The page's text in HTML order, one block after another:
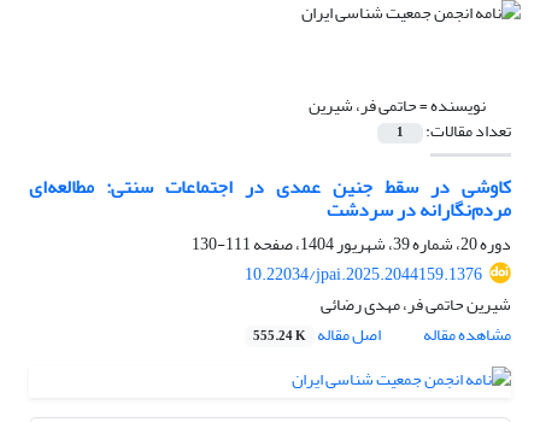
نویسنده =حاتمی فر، شیرین
تعداد مقالات: 1
کاوشی در سقط جنین عمدی در اجتماعات سنتی: مطالعه‌ای
مردم‌نگارانه در سردشت
دوره 20، شماره 39، شهریور 1404، صفحه
111-130
10.22034/jpai.2025.2044159.1376
شیرین حاتمی فر، مهدی رضائی
مشاهده مقاله
اصل مقاله 555.24 K